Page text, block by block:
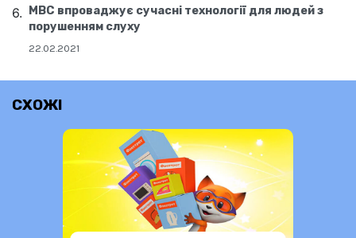
МВС впроваджує сучасні технології для людей з
порушенням слуху
22.02.2021
СХОЖІ